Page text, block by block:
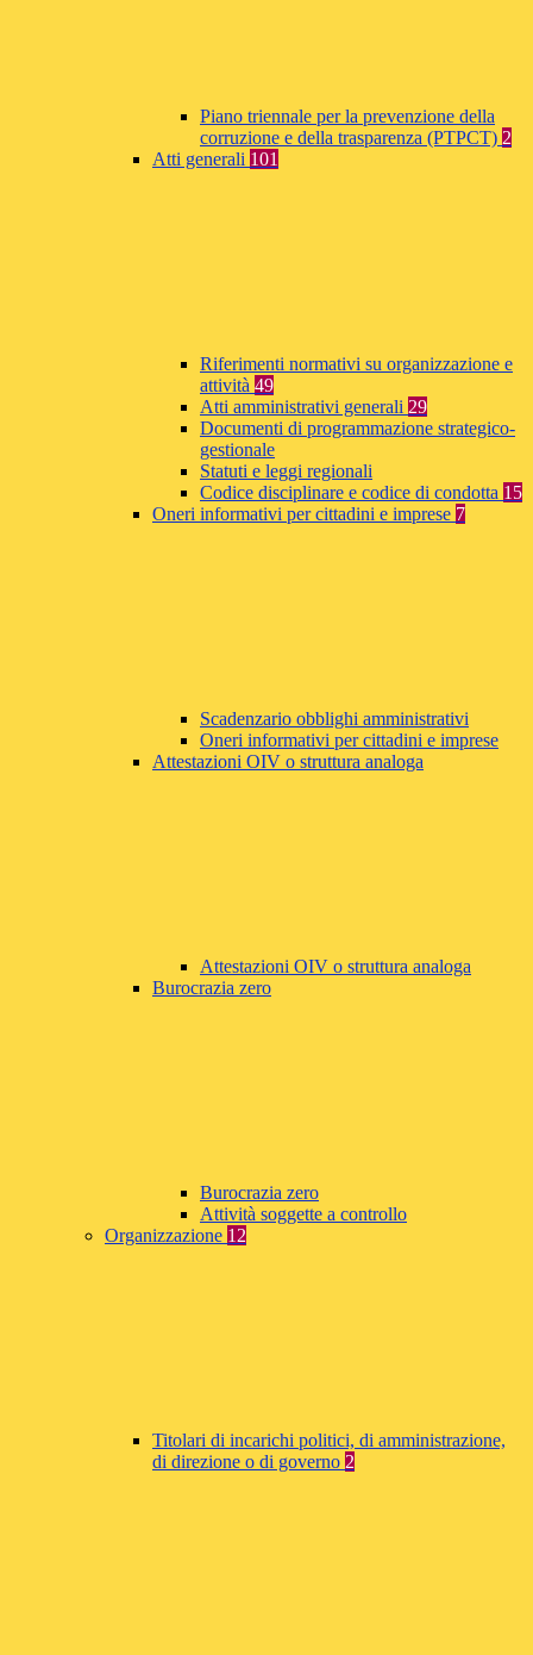
Piano triennale per la prevenzione della
corruzione e della trasparenza (PTPCT) 2
Atti generali 101
Riferimenti normativi su organizzazione e
attività 49
Atti amministrativi generali 29
Documenti di programmazione strategico-
gestionale
Statuti e leggi regionali
Codice disciplinare e codice di condotta 15
Oneri informativi per cittadini e imprese 7
Scadenzario obblighi amministrativi
Oneri informativi per cittadini e imprese
Attestazioni OIV o struttura analoga
Attestazioni OIV o struttura analoga
Burocrazia zero
Burocrazia zero
Attività soggette a controllo
Organizzazione 12
Titolari di incarichi politici, di amministrazione,
di direzione o di governo 2